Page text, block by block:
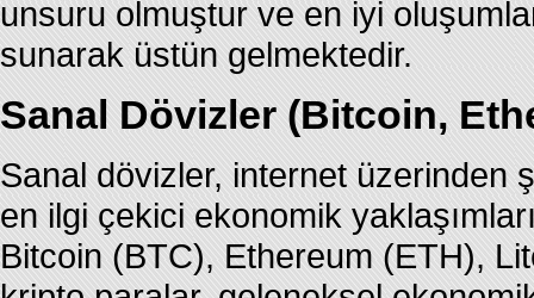
unsuru olmuştur ve en iyi
sunarak üstün gelmektedir.
Sanal Dövizler (Bitcoin,
Sanal dövizler, internet üzerinden
en ilgi çekici ekonomik
Bitcoin (BTC), Ethereum (ETH),